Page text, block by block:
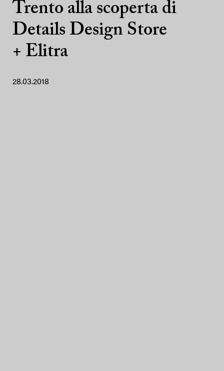
Trento alla scoperta di
Details Design Store
+ Elitra
28.03.2018